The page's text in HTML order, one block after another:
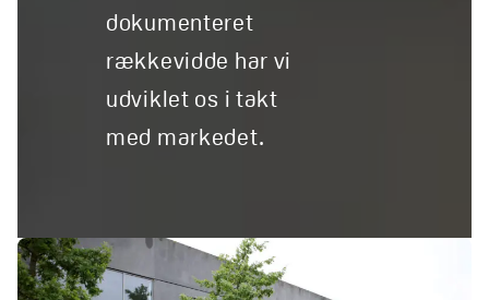
dokumenteret
rækkevidde har vi
udviklet os i takt
med markedet.